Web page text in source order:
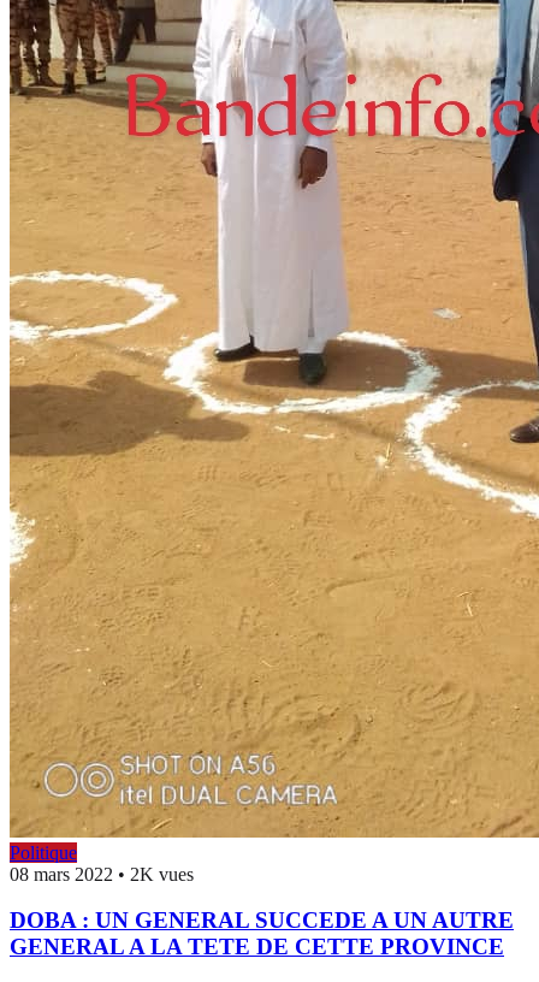
Politique
08 mars 2022 • 2K vues
DOBA : UN GENERAL SUCCEDE A UN AUTRE
GENERAL A LA TETE DE CETTE PROVINCE